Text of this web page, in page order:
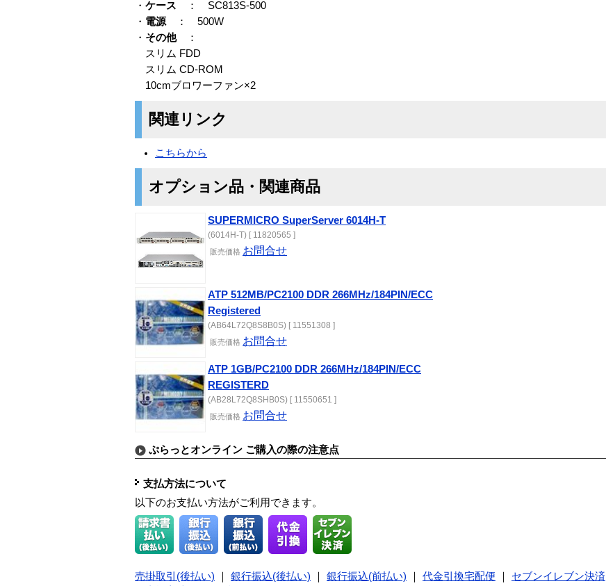
・ ケース ： SC813S-500
・ 電源 ： 500W
・ その他：
スリム FDD
スリム CD-ROM
10cmブロワーファン×2
関連リンク
こちらから
オプション品・関連商品
SUPERMICRO SuperServer 6014H-T
(6014H-T) [ 11820565 ]
販売価格 お問合せ
ATP 512MB/PC2100 DDR 266MHz/184PIN/ECC
Registered
(AB64L72Q8S8B0S) [ 11551308 ]
販売価格 お問合せ
ATP 1GB/PC2100 DDR 266MHz/184PIN/ECC
REGISTERD
(AB28L72Q8SHB0S) [ 11550651 ]
販売価格 お問合せ
ぷらっとオンライン ご購入の際の注意点
支払方法について
以下のお支払い方法がご利用できます。
売掛取引(後払い) 銀行振込(後払い) 銀行振込(前払い) 代金引換宅配便
セブンイレブン決済